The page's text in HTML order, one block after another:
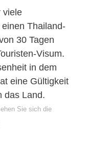
viele
Thailand-
30 Tagen
Visum.
in dem
eine Gültigkeit
das Land.
Sie sich die